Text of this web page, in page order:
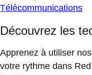
Télécommunications
Découvrez les
Apprenez à utiliser
votre rythme dans